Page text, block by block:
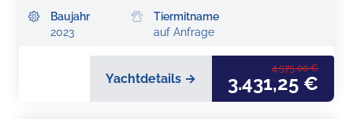
Baujahr
2023
Tiermitname
auf Anfrage
Yachtdetails →
4.575,00 €
3.431,25 €